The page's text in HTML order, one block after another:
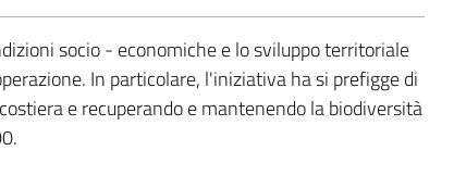
socio - economiche e lo sviluppo territoriale
In particolare, l'iniziativa ha si prefigge di
e recuperando e mantenendo la biodiversità